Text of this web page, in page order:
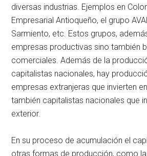
diversas industrias. Ejemplos en
Empresarial Antioqueño, el grupo
Sarmiento, etc. Estos grupos,
empresas productivas sino también
comerciales. Además de la
capitalistas nacionales, hay
empresas extranjeras que invierten
también capitalistas nacionales que
exterior.
En su proceso de acumulación el
otras formas de producción, como